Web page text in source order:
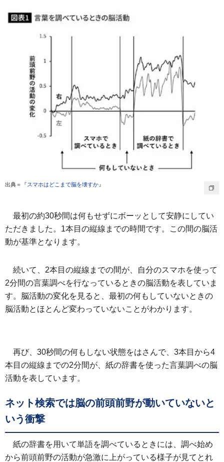
出典＝『スマホはどこまで脳を壊すか 』
最初の約30秒間は何もせずにボーッとして安静にしてい
ただきました。1本目の縦線までの時間です。この間の脳活
動が基準となります。
続いて、2本目の縦線までの間が、自分のスマホを使って
2分間の言葉調べを行なっているときの脳活動を表していま
す。脳活動の変化を見ると、最初の何もしていないときの
脳活動とほとんど変わっていないことがわかります。
再び、30秒間の何もしない状態をはさんで、3本目から4
本目の縦線までの2分間が、紙の辞書を使った言葉調べの脳
活動を表しています。
ネット検索では脳の前頭前野が動いていないと
いう衝撃
紙の辞書を用いて単語を調べているときには、調べ始め
から前頭前野の活動が急激に上がっている様子が見てとれ